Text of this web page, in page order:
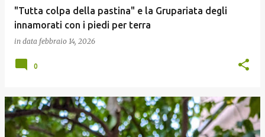
"Tutta colpa della pastina" e la Grupariata degli
innamorati con i piedi per terra
in data febbraio 14, 2026
0